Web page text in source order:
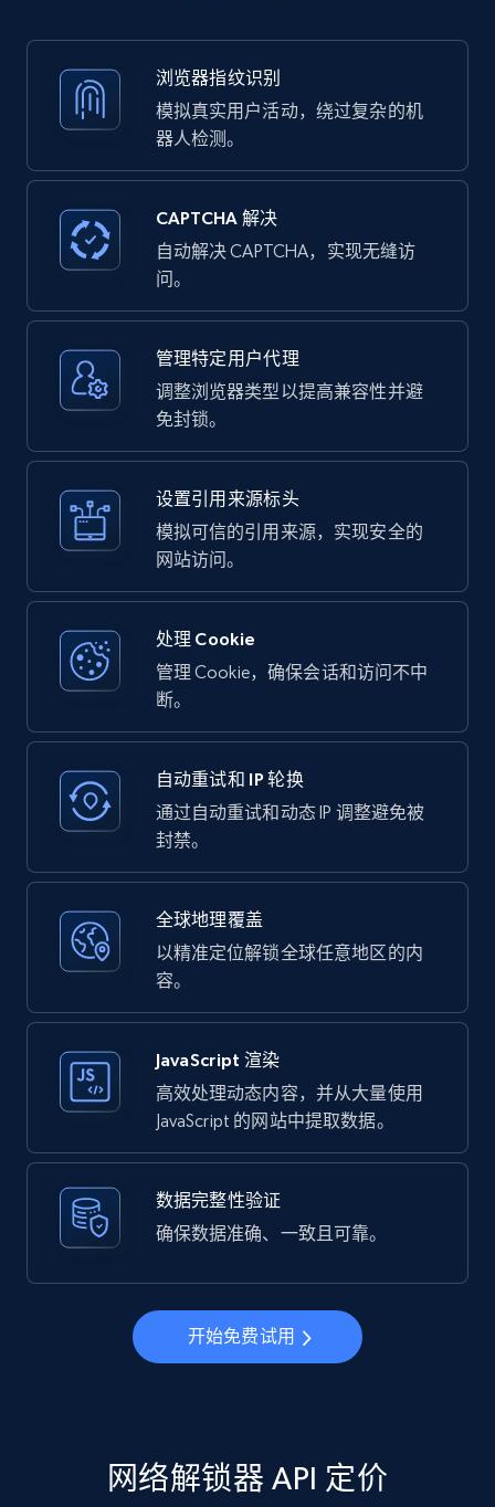
浏览器指纹识别
模拟真实用户活动，绕过复杂的机
器人检测。
CAPTCHA 解决
自动解决 CAPTCHA，实现无缝访
问。
管理特定用户代理
调整浏览器类型以提高兼容性并避
免封锁。
设置引用来源标头
模拟可信的引用来源，实现安全的
网站访问。
处理 Cookie
管理 Cookie，确保会话和访问不中
断。
自动重试和 IP 轮换
通过自动重试和动态 IP 调整避免被
封禁。
全球地理覆盖
以精准定位解锁全球任意地区的内
容。
JavaScript 渲染
高效处理动态内容，并从大量使用
JavaScript 的网站中提取数据。
数据完整性验证
确保数据准确、一致且可靠。
开始免费试用
网络解锁器 API 定价